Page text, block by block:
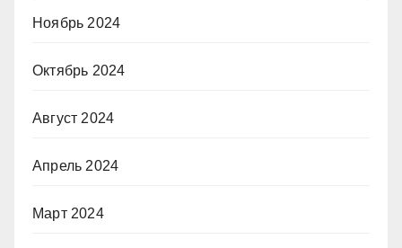
Ноябрь 2024
Октябрь 2024
Август 2024
Апрель 2024
Март 2024